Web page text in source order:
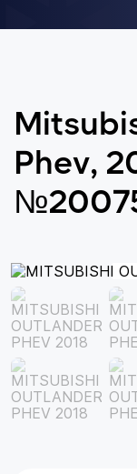
Phev,